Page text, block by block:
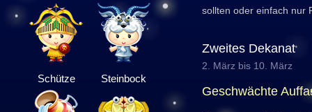
Schütze Steinbock
sollten oder einfach nur
Zweites Dekanat
2. März bis 10. März
Geschwächte